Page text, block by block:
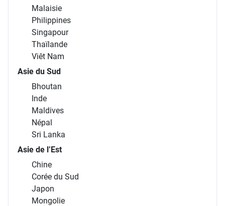
Malaisie
Philippines
Singapour
Thaïlande
Viêt Nam
Asie du Sud
Bhoutan
Inde
Maldives
Népal
Sri Lanka
Asie de l’Est
Chine
Corée du Sud
Japon
Mongolie